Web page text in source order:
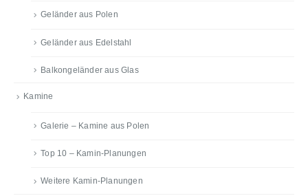
Geländer aus Polen
Geländer aus Edelstahl
Balkongeländer aus Glas
Kamine
Galerie – Kamine aus Polen
Top 10 – Kamin-Planungen
Weitere Kamin-Planungen